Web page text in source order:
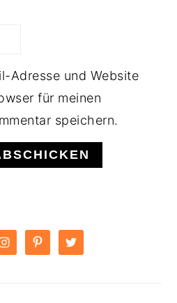
Adresse und Website
für meinen
speichern.